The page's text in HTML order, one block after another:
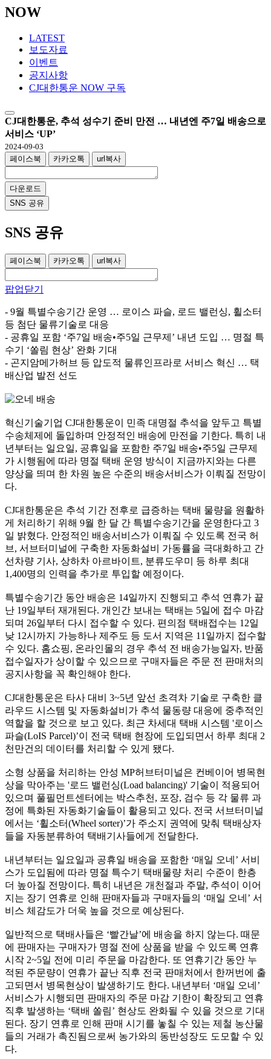
NOW
LATEST
보도자료
이벤트
공지사항
CJ대한통운 NOW 구독
CJ대한통운, 추석 성수기 준비 만전 … 내년엔 주7일 배송으로
서비스 ‘UP’
2024-09-03
페이스북
카카오톡 url복사
다운로드
SNS 공유
SNS 공유
페이스북 카카오톡 url복사
팝업닫기
- 9월 특별수송기간 운영 … 로이스 파슬, 로드 밸런싱, 휠소터
등 첨단 물류기술로 대응
- 공휴일 포함 ‘주7일 배송•주5일 근무제’ 내년 도입 … 명절 특
수기 ‘쏠림 현상’ 완화 기대
- 곤지암메가허브 등 압도적 물류인프라로 서비스 혁신 … 택
배산업 발전 선도
혁신기술기업 CJ대한통운이 민족 대명절 추석을 앞두고 특별
수송체제에 돌입하며 안정적인 배송에 만전을 기한다. 특히 내
년부터는 일요일, 공휴일을 포함한 주7일 배송•주5일 근무제
가 시행됨에 따라 명절 택배 운영 방식이 지금까지와는 다른
양상을 띄며 한 차원 높은 수준의 배송서비스가 이뤄질 전망이
다.
CJ대한통운은 추석 기간 전후로 급증하는 택배 물량을 원활하
게 처리하기 위해 9월 한 달 간 특별수송기간을 운영한다고 3
일 밝혔다. 안정적인 배송서비스가 이뤄질 수 있도록 전국 허
브, 서브터미널에 구축한 자동화설비 가동률을 극대화하고 간
선차량 기사, 상하차 아르바이트, 분류도우미 등 하루 최대
1,400명의 인력을 추가로 투입할 예정이다.
특별수송기간 동안 배송은 14일까지 진행되고 추석 연휴가 끝
난 19일부터 재개된다. 개인간 보내는 택배는 5일에 접수 마감
되며 26일부터 다시 접수할 수 있다. 편의점 택배접수는 12일
낮 12시까지 가능하나 제주도 등 도서 지역은 11일까지 접수할
수 있다. 홈쇼핑, 온라인몰의 경우 추석 전 배송가능일자, 반품
접수일자가 상이할 수 있으므로 구매자들은 주문 전 판매처의
공지사항을 꼭 확인해야 한다.
CJ대한통운은 타사 대비 3~5년 앞선 초격차 기술로 구축한 클
라우드 시스템 및 자동화설비가 추석 물동량 대응에 중추적인
역할을 할 것으로 보고 있다. 최근 차세대 택배 시스템 '로이스
파슬(LoIS Parcel)’이 전국 택배 현장에 도입되면서 하루 최대 2
천만건의 데이터를 처리할 수 있게 됐다.
소형 상품을 처리하는 안성 MP허브터미널은 컨베이어 병목현
상을 막아주는 '로드 밸런싱(Load balancing)' 기술이 적용되어
있으며 풀필먼트센터에는 박스추천, 포장, 검수 등 각 물류 과
정에 특화된 자동화기술들이 활용되고 있다. 전국 서브터미널
에서는 ‘휠소터(Wheel sorter)’가 주소지 권역에 맞춰 택배상자
들을 자동분류하여 택배기사들에게 전달한다.
내년부터는 일요일과 공휴일 배송을 포함한 ‘매일 오네’ 서비
스가 도입됨에 따라 명절 특수기 택배물량 처리 수준이 한층
더 높아질 전망이다. 특히 내년은 개천절과 주말, 추석이 이어
지는 장기 연휴로 인해 판매자들과 구매자들의 ‘매일 오네’ 서
비스 체감도가 더욱 높을 것으로 예상된다.
일반적으로 택배사들은 ‘빨간날’에 배송을 하지 않는다. 때문
에 판매자는 구매자가 명절 전에 상품을 받을 수 있도록 연휴
시작 2~5일 전에 미리 주문을 마감한다. 또 연휴기간 동안 누
적된 주문량이 연휴가 끝난 직후 전국 판매처에서 한꺼번에 출
고되면서 병목현상이 발생하기도 한다. 내년부터 ‘매일 오네’
서비스가 시행되면 판매자의 주문 마감 기한이 확장되고 연휴
직후 발생하는 ‘택배 쏠림’ 현상도 완화될 수 있을 것으로 기대
된다. 장기 연휴로 인해 판매 시기를 놓칠 수 있는 제철 농산물
들의 거래가 촉진됨으로써 농가와의 동반성장도 도모할 수 있
다.